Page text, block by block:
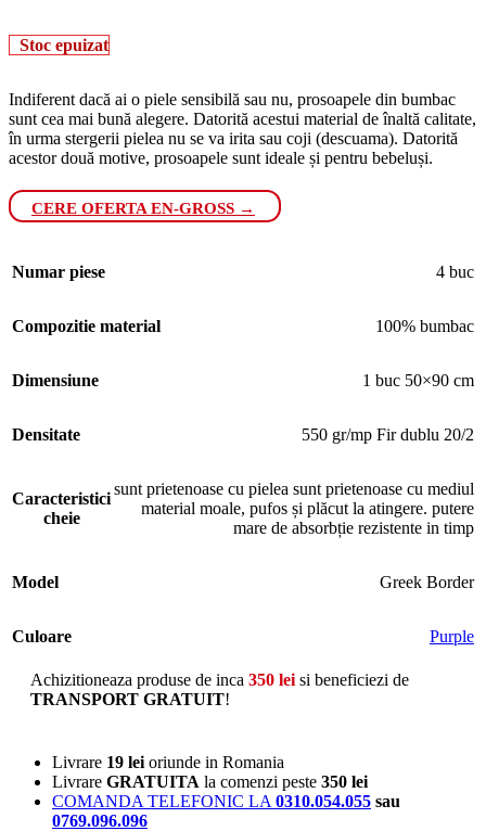
Stoc epuizat
Indiferent dacă ai o piele sensibilă sau nu, prosoapele din bumbac
sunt cea mai bună alegere. Datorită acestui material de înaltă calitate,
în urma stergerii pielea nu se va irita sau coji (descuama). Datorită
acestor două motive, prosoapele sunt ideale și pentru bebeluși.
CERE OFERTA EN-GROSS →
Numar piese 4 buc
Compozitie material 100% bumbac
Dimensiune 1 buc 50×90 cm
Densitate 550 gr/mp Fir dublu 20/2
Caracteristici
cheie
sunt prietenoase cu pielea sunt prietenoase cu mediul
material moale, pufos și plăcut la atingere. putere
mare de absorbție rezistente in timp
Model Greek Border
Culoare Purple
Achizitioneaza produse de inca 350 lei si beneficiezi de
TRANSPORT GRATUIT!
Livrare 19 lei oriunde in Romania
Livrare GRATUITA la comenzi peste 350 lei
COMANDA TELEFONIC LA 0310.054.055 sau
0769.096.096